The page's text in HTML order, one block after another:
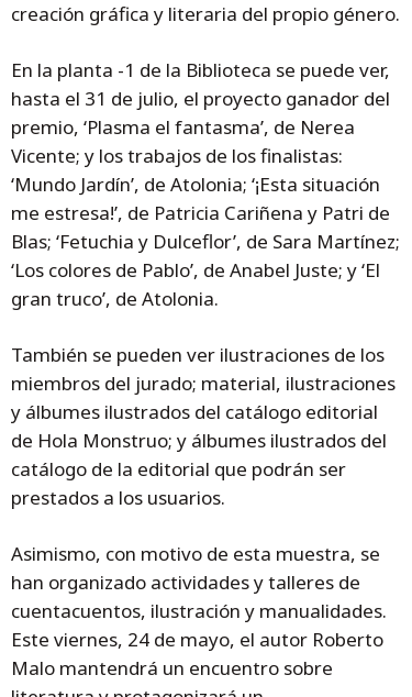
creación gráfica y literaria del propio género.
En la planta -1 de la Biblioteca se puede ver,
hasta el 31 de julio, el proyecto ganador del
premio, ‘Plasma el fantasma’, de Nerea
Vicente; y los trabajos de los finalistas:
‘Mundo Jardín’, de Atolonia; ‘¡Esta situación
me estresa!’, de Patricia Cariñena y Patri de
Blas; ‘Fetuchia y Dulceflor’, de Sara Martínez;
‘Los colores de Pablo’, de Anabel Juste; y ‘El
gran truco’, de Atolonia.
También se pueden ver ilustraciones de los
miembros del jurado; material, ilustraciones
y álbumes ilustrados del catálogo editorial
de Hola Monstruo; y álbumes ilustrados del
catálogo de la editorial que podrán ser
prestados a los usuarios.
Asimismo, con motivo de esta muestra, se
han organizado actividades y talleres de
cuentacuentos, ilustración y manualidades.
Este viernes, 24 de mayo, el autor Roberto
Malo mantendrá un encuentro sobre